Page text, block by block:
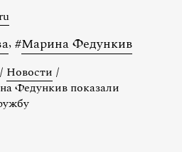
, #Марина Федункив
/ Новости /
Федункив показали